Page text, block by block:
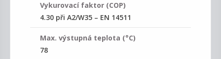
Vykurovací faktor (COP)
4.30 při A2/W35 – EN 14511
Max. výstupná teplota (°C)
78